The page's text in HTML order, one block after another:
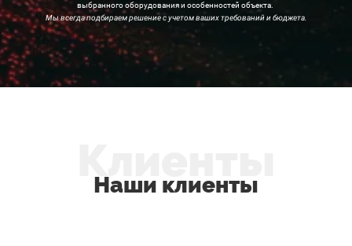
выбранного оборудования и особенностей объекта.
Мы всегда подбираем решение с учетом ваших требований и бюджета.
Наши клиенты